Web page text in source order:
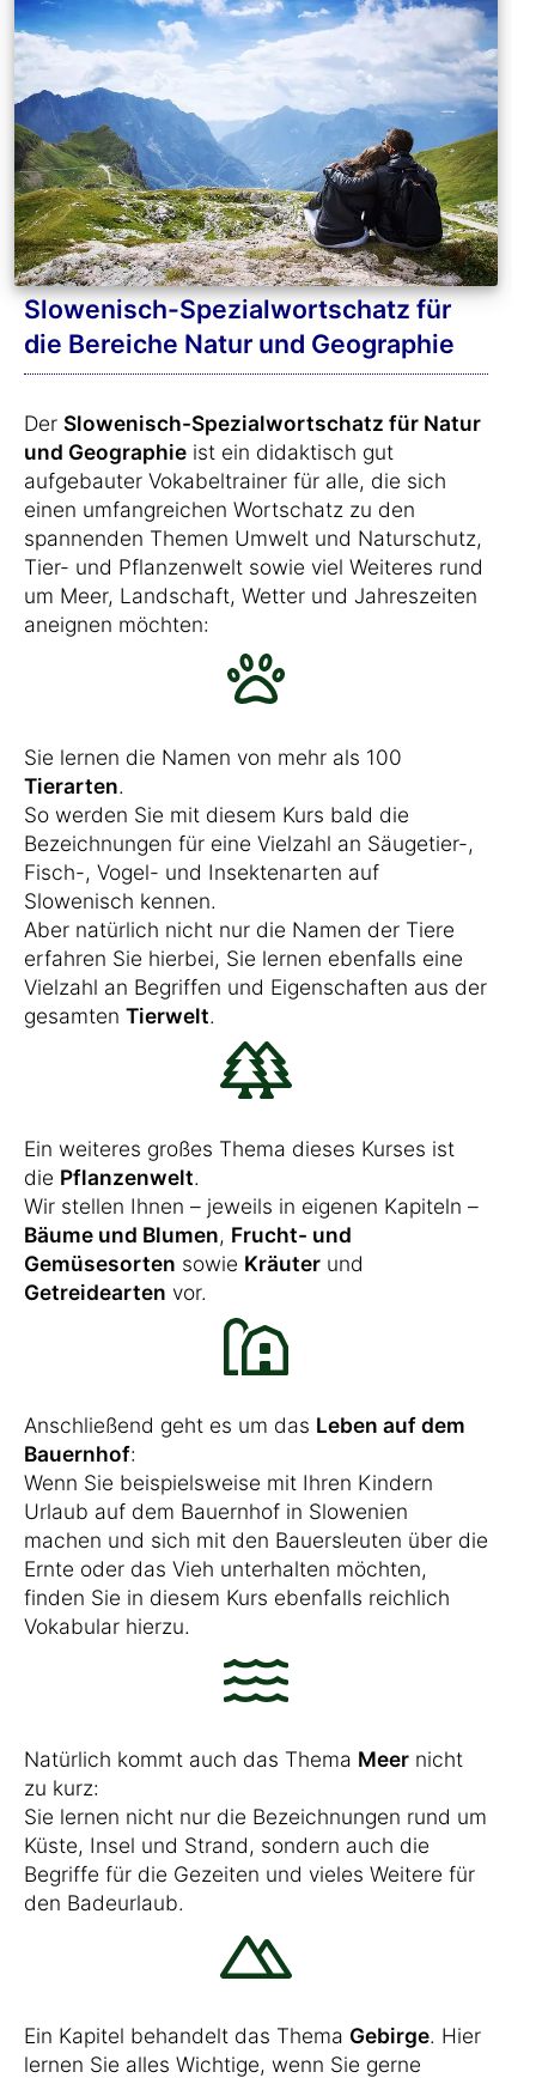
Slowenisch-Spezialwortschatz für
die Bereiche Natur und Geographie
Der Slowenisch-Spezialwortschatz für Natur
und Geographie ist ein didaktisch gut
aufgebauter Vokabeltrainer für alle, die sich
einen umfangreichen Wortschatz zu den
spannenden Themen Umwelt und Naturschutz,
Tier- und Pflanzenwelt sowie viel Weiteres rund
um Meer, Landschaft, Wetter und Jahreszeiten
aneignen möchten:
Sie lernen die Namen von mehr als 100
Tierarten.
So werden Sie mit diesem Kurs bald die
Bezeichnungen für eine Vielzahl an Säugetier-,
Fisch-, Vogel- und Insektenarten auf
Slowenisch kennen.
Aber natürlich nicht nur die Namen der Tiere
erfahren Sie hierbei, Sie lernen ebenfalls eine
Vielzahl an Begriffen und Eigenschaften aus der
gesamten Tierwelt.
Ein weiteres großes Thema dieses Kurses ist
die Pflanzenwelt.
Wir stellen Ihnen – jeweils in eigenen Kapiteln –
Bäume und Blumen, Frucht- und
Gemüsesorten sowie Kräuter und
Getreidearten vor.
Anschließend geht es um das Leben auf dem
Bauernhof:
Wenn Sie beispielsweise mit Ihren Kindern
Urlaub auf dem Bauernhof in Slowenien
machen und sich mit den Bauersleuten über die
Ernte oder das Vieh unterhalten möchten,
finden Sie in diesem Kurs ebenfalls reichlich
Vokabular hierzu.
Natürlich kommt auch das Thema Meer nicht
zu kurz:
Sie lernen nicht nur die Bezeichnungen rund um
Küste, Insel und Strand, sondern auch die
Begriffe für die Gezeiten und vieles Weitere für
den Badeurlaub.
Ein Kapitel behandelt das Thema Gebirge. Hier
lernen Sie alles Wichtige, wenn Sie gerne